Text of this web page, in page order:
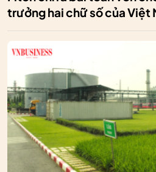
trưởng hai chữ số của Việt